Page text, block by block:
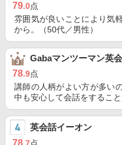
79.0点
雰囲気が良いことにより気
から。（50代／男性）
Gabaマンツーマン英
78.9点
講師の人柄がよい方が多い
中も安心して会話をするこ
英会話イーオン